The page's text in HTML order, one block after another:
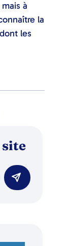
à
la
les
site